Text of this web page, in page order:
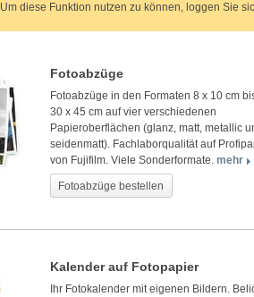
Um diese Funktion nutzen zu können, loggen Sie
Fotoabzüge
Fotoabzüge in den Formaten 8 x 10 cm
30 x 45 cm auf vier verschiedenen
Papieroberflächen (glanz, matt, metallic
seidenmatt). Fachlaborqualität auf
von Fujifilm. Viele Sonderformate. mehr
Fotoabzüge bestellen
Kalender auf Fotopapier
Ihr Fotokalender mit eigenen Bildern.